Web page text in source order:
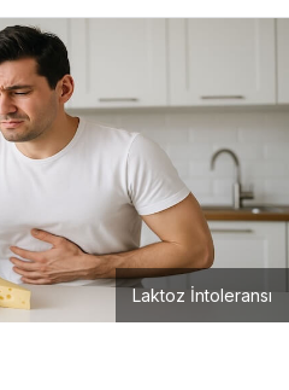
Laktoz İntoleransı